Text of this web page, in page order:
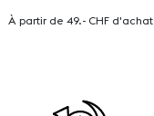
À partir de 49.- CHF d'achat